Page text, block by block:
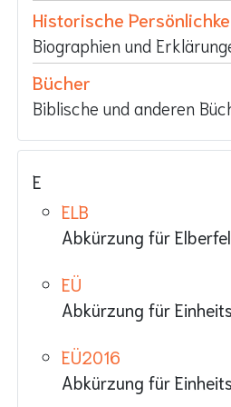
Historische
Biographien und
Bücher
Biblische und anderen
E
ELB
Abkürzung für
EÜ
Abkürzung für
EÜ2016
Abkürzung für